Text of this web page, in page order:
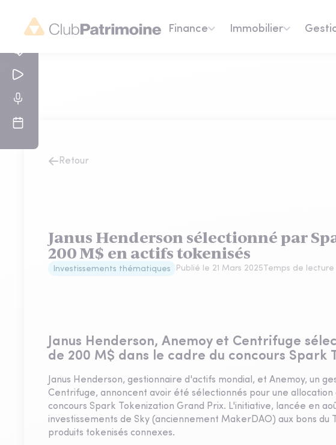
Finance Immobilier
Retour
Janus Henderson sélectionné par
200 M$ en actifs tokenisés
Investissements thématiques Publié le 21 Mars 2025Temps de lecture
Janus Henderson, Anemoy et Centrifuge
de 200 M$ dans le cadre du concours Spark
Janus Henderson, gestionnaire d'actifs mondial, et Anemoy, un
Centrifuge, annoncent avoir été sélectionnés pour une allocation
concours Spark Tokenization Grand Prix. L'initiative, lancée en
investissements de Sky (anciennement MakerDAO) aux bons
produits tokenisés connexes.